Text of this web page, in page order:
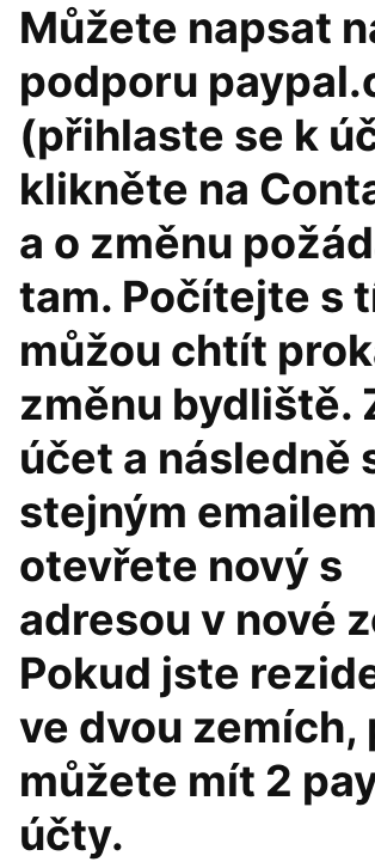
Můžete napsat
podporu
(přihlaste se k
klikněte na
a o změnu
tam. Počítejte s
můžou chtít
změnu bydliště.
účet a následně
stejným emailem
otevřete nový s
adresou v nové
Pokud jste
ve dvou zemích,
můžete mít 2
účty.